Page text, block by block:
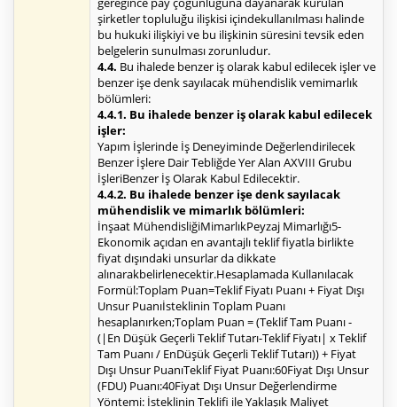
şirketler topluluğu ilişkisi içindekullanılması halinde
bu hukuki ilişkiyi ve bu ilişkinin süresini tevsik eden
belgelerin sunulması zorunludur.
4.4. Bu ihalede benzer iş olarak kabul edilecek işler ve
benzer işe denk sayılacak mühendislik vemimarlık
bölümleri:
4.4.1. Bu ihalede benzer iş olarak kabul edilecek
işler:
Yapım İşlerinde İş Deneyiminde Değerlendirilecek
Benzer İşlere Dair Tebliğde Yer Alan AXVIII Grubu
İşleriBenzer İş Olarak Kabul Edilecektir.
4.4.2. Bu ihalede benzer işe denk sayılacak
mühendislik ve mimarlık bölümleri:
İnşaat MühendisliğiMimarlıkPeyzaj Mimarlığı5-
Ekonomik açıdan en avantajlı teklif fiyatla birlikte
fiyat dışındaki unsurlar da dikkate
alınarakbelirlenecektir.Hesaplamada Kullanılacak
Formül:Toplam Puan=Teklif Fiyatı Puanı + Fiyat Dışı
Unsur Puanıİsteklinin Toplam Puanı
hesaplanırken;Toplam Puan = (Teklif Tam Puanı -
(|En Düşük Geçerli Teklif Tutarı-Teklif Fiyatı| x Teklif
Tam Puanı / EnDüşük Geçerli Teklif Tutarı)) + Fiyat
Dışı Unsur PuanıTeklif Fiyat Puanı:60Fiyat Dışı Unsur
(FDU) Puanı:40Fiyat Dışı Unsur Değerlendirme
Yöntemi: İsteklinin Teklifi ile Yaklaşık Maliyet